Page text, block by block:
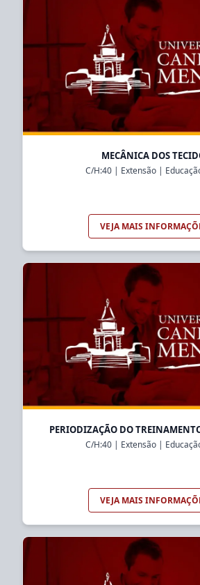
MECÂNICA DOS
C/H:40| Extensão|
VEJA MAIS
PERIODIZAÇÃO DO
C/H:40| Extensão|
VEJA MAIS